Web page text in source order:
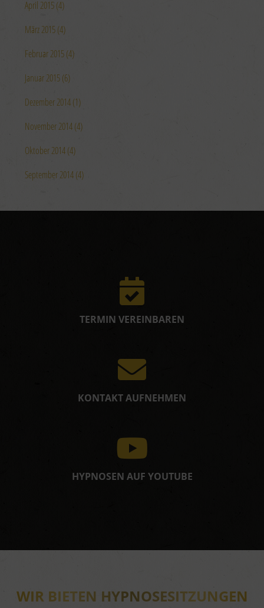
April 2015 (4)
März 2015 (4)
Februar 2015 (4)
Januar 2015 (6)
Dezember 2014 (1)
November 2014 (4)
Oktober 2014 (4)
September 2014 (4)
TERMIN VEREINBAREN
KONTAKT AUFNEHMEN
HYPNOSEN AUF YOUTUBE
WIR BIETEN HYPNOSESITZUNGEN